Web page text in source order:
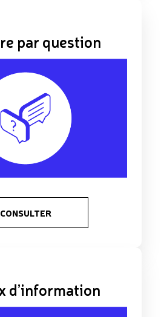
par question
CONSULTER
d’information